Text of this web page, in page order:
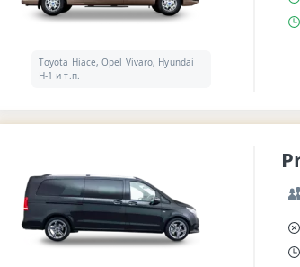
Toyota Hiace, Opel Vivaro, Hyundai
H-1 и т.п.